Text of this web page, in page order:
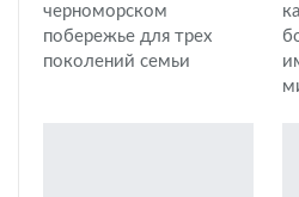
черноморском
побережье для трех
поколений семьи